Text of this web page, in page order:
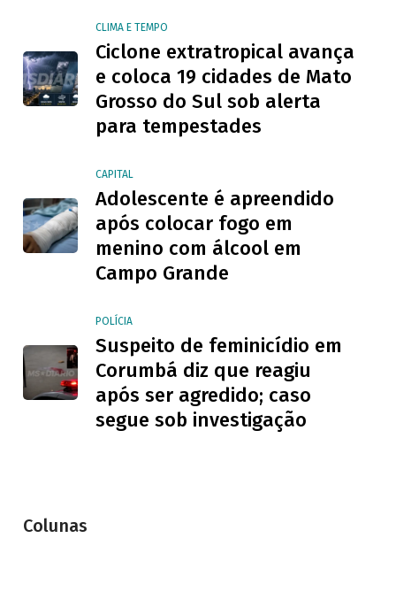
CLIMA E TEMPO
Ciclone extratropical avança
e coloca 19 cidades de Mato
Grosso do Sul sob alerta
para tempestades
CAPITAL
Adolescente é apreendido
após colocar fogo em
menino com álcool em
Campo Grande
POLÍCIA
Suspeito de feminicídio em
Corumbá diz que reagiu
após ser agredido; caso
segue sob investigação
Colunas